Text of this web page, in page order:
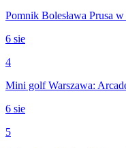
Pomnik Bolesława Prusa
6 sie
4
Mini golf Warszawa:
6 sie
5